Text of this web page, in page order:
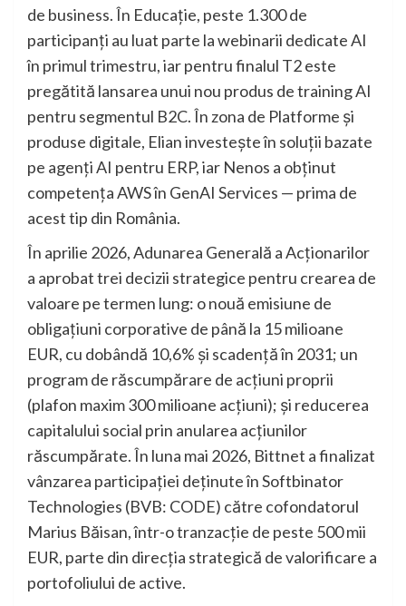
de business. În Educație, peste 1.300 de
participanți au luat parte la webinarii dedicate AI
în primul trimestru, iar pentru finalul T2 este
pregătită lansarea unui nou produs de training AI
pentru segmentul B2C. În zona de Platforme și
produse digitale, Elian investește în soluții bazate
pe agenți AI pentru ERP, iar Nenos a obținut
competența AWS în GenAI Services — prima de
acest tip din România.
În aprilie 2026, Adunarea Generală a Acționarilor
a aprobat trei decizii strategice pentru crearea de
valoare pe termen lung: o nouă emisiune de
obligațiuni corporative de până la 15 milioane
EUR, cu dobândă 10,6% și scadență în 2031; un
program de răscumpărare de acțiuni proprii
(plafon maxim 300 milioane acțiuni); și reducerea
capitalului social prin anularea acțiunilor
răscumpărate. În luna mai 2026, Bittnet a finalizat
vânzarea participației deținute în Softbinator
Technologies (BVB: CODE) către cofondatorul
Marius Băisan, într-o tranzacție de peste 500 mii
EUR, parte din direcția strategică de valorificare a
portofoliului de active.